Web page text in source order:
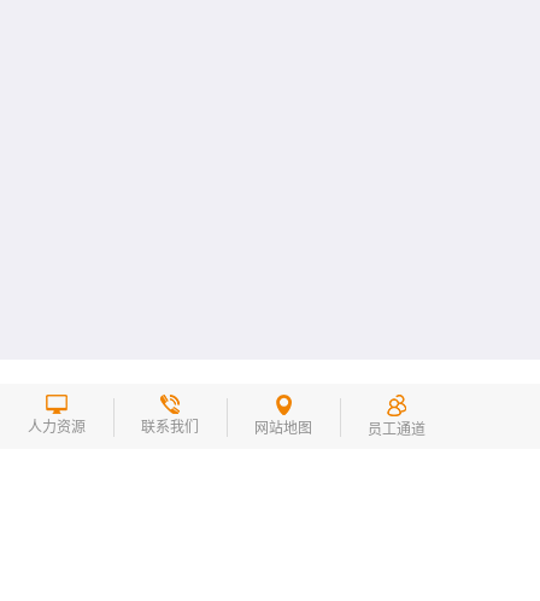
人力资源 联系我们 网站地图 员工通道